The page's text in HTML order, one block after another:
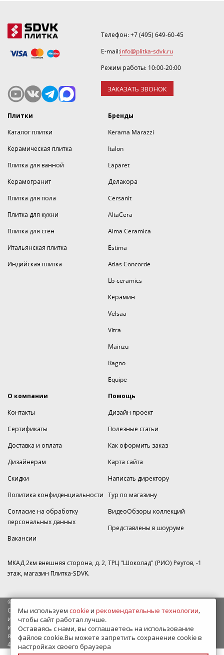
Телефон:+7 (495) 649-60-45
E-mail:info@plitka-sdvk.ru
Режим работы: 10:00-20:00
ЗАКАЗАТЬ ЗВОНОК
Плитки
Каталог плитки
Керамическая плитка
Плитка для ванной
Керамогранит
Плитка для пола
Плитка для кухни
Плитка для стен
Итальянская плитка
Индийская плитка
Бренды
Kerama Marazzi
Italon
Laparet
Делакора
Cersanit
AltaCera
Alma Ceramica
Estima
Atlas Concorde
Lb-ceramics
Керамин
Velsaa
Vitra
Mainzu
Ragno
Equipe
О компании
Контакты
Сертификаты
Доставка и оплата
Дизайнерам
Скидки
Политика конфиденциальности
Согласие на обработку
персональных данных
Вакансии
Помощь
Дизайн проект
Полезные статьи
Как оформить заказ
Карта сайта
Написать директору
Тур по магазину
ВидеоОбзоры коллекций
Представлены в шоуруме
МКАД 2км внешняя сторона, д. 2, ТРЦ "Шоколад" (РИО) Реутов, -1
этаж, магазин Плитка-SDVK.
© 2009—2026 г. Все права защищены
Обращаем Ваше внимание на то, что данный интернет-сайт носит
исключительно информационный характер и ни при каких условиях
информационные материалы и цены, размещенные на сайте, не
являются публичной офертой, определяемой положениями Статьи
437 Гражданского кодекса РФ.
Мы используем cookieи рекомендательные технологии,
чтобы сайт работал лучше.
Оставаясь с нами, вы соглашаетесь на использование
файлов cookie.Вы можете запретить сохранение cookie в
настройках своего браузера